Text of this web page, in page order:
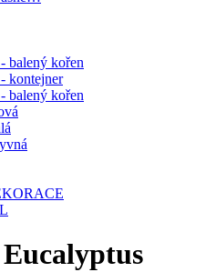
balený kořen
kontejner
balený kořen